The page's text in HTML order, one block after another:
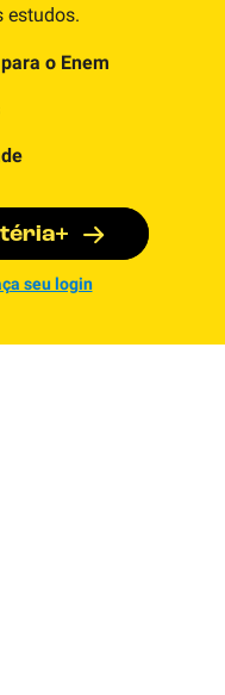
estudos.
o Enem
seu login